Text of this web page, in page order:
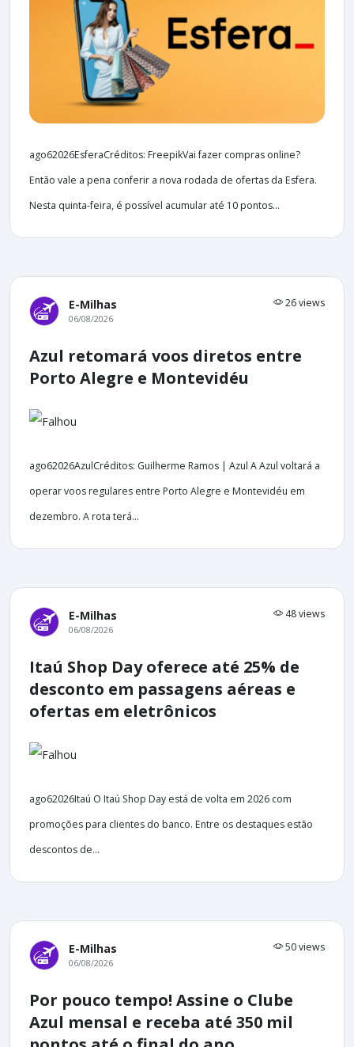
ago62026EsferaCréditos: FreepikVai fazer compras online?
Então vale a pena conferir a nova rodada de ofertas da Esfera.
Nesta quinta-feira, é possível acumular até 10 pontos...
E-Milhas 26 views
06/08/2026
Azul retomará voos diretos entre
Porto Alegre e Montevidéu
ago62026AzulCréditos: Guilherme Ramos | Azul A Azul voltará a
operar voos regulares entre Porto Alegre e Montevidéu em
dezembro. A rota terá...
E-Milhas 48 views
06/08/2026
Itaú Shop Day oferece até 25% de
desconto em passagens aéreas e
ofertas em eletrônicos
ago62026Itaú O Itaú Shop Day está de volta em 2026 com
promoções para clientes do banco. Entre os destaques estão
descontos de...
E-Milhas 50 views
06/08/2026
Por pouco tempo! Assine o Clube
Azul mensal e receba até 350 mil